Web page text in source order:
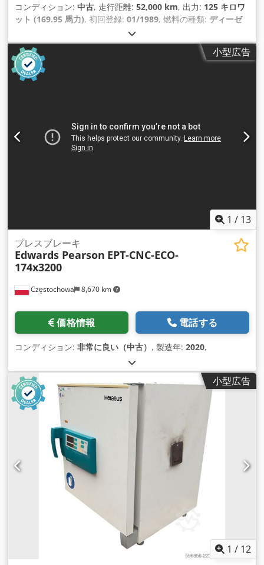
コンディション: 中古, 走行距離: 52,000 km, 出力: 125 キロワ
ット (169.95 馬力), 初回登録: 01/1989, 燃料の種類: ディーゼ
11,000 kg（キログラム）
赤, 変速方式:オートマチック, 製造年:1989,
小型広告
1 / 13
Częstochowa 8,670 km
プレスブレーキ
Edwards Pearson EPT-CNC-ECO-
174x3200
価格情報 電話する
コンディション: 非常に良い（中古） , 製造年: 2020,
小型広告
1 / 12